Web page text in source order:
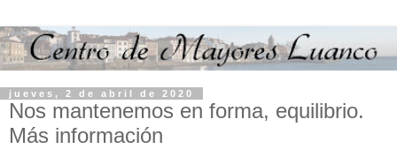
jueves, 2 de abril de 2020
Nos mantenemos en forma, equilibrio.
Más información